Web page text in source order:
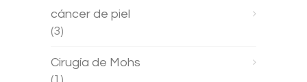
cáncer de piel
(3)
Cirugía de Mohs